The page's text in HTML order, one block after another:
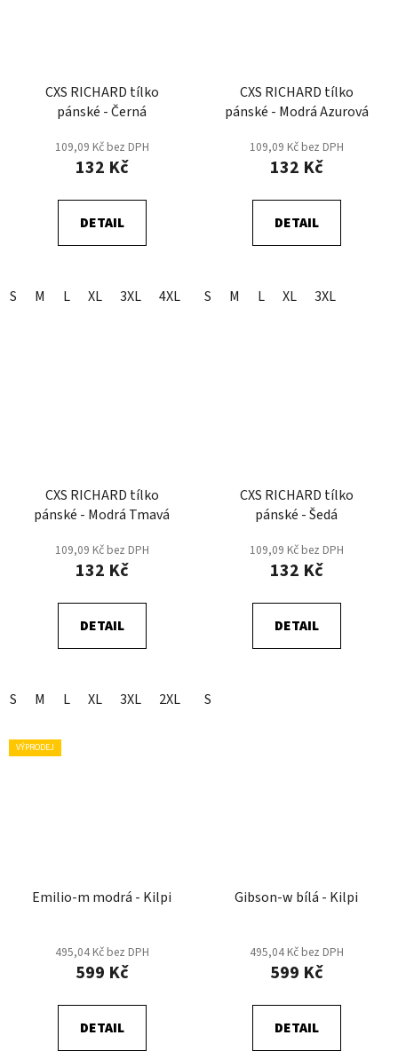
CXS RICHARD tílko
pánské - Černá
109,09 Kč bez DPH
132 Kč
DETAIL
S M L XL 3XL 4XL 5XL 2XL
CXS RICHARD tílko
pánské - Modrá Azurová
109,09 Kč bez DPH
132 Kč
DETAIL
S M L XL 3XL
CXS RICHARD tílko
pánské - Modrá Tmavá
109,09 Kč bez DPH
132 Kč
DETAIL
S M L XL 3XL 2XL
CXS RICHARD tílko
pánské - Šedá
109,09 Kč bez DPH
132 Kč
DETAIL
S
VÝPRODEJ
Emilio-m modrá - Kilpi
495,04 Kč bez DPH
599 Kč
DETAIL
Gibson-w bílá - Kilpi
495,04 Kč bez DPH
599 Kč
DETAIL